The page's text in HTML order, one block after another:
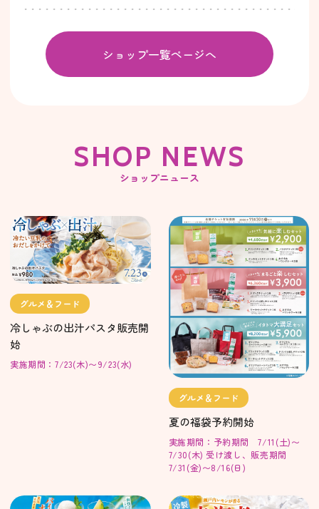
ショップ一覧ページへ
SHOP NEWS
ショップニュース
グルメ＆フード
冷しゃぶの出汁パスタ販売開
始
実施期間：7/23(木)〜9/23(水)
グルメ＆フード
夏の福袋予約開始
実施期間：予約期間 7/11(土)〜
7/30(木) 受け渡し、販売期間
7/31(金)〜8/16(日)